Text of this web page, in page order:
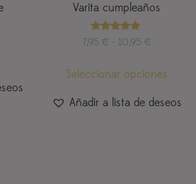
Varita cumpleaños
Valorado
con
7,95 € - 10,95 €
Seleccionar opciones
Añadir a lista de deseos